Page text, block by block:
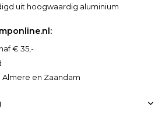
uit hoogwaardig aluminium
€ 35,-
en Zaandam